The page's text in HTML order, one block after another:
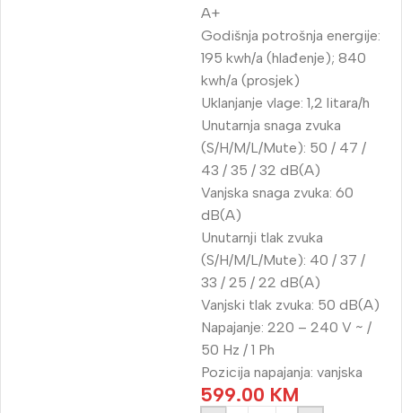
A+
Godišnja potrošnja energije:
195 kwh/a (hlađenje); 840
kwh/a (prosjek)
Uklanjanje vlage: 1,2 litara/h
Unutarnja snaga zvuka
(S/H/M/L/Mute): 50 / 47 /
43 / 35 / 32 dB(A)
Vanjska snaga zvuka: 60
dB(A)
Unutarnji tlak zvuka
(S/H/M/L/Mute): 40 / 37 /
33 / 25 / 22 dB(A)
Vanjski tlak zvuka: 50 dB(A)
Napajanje: 220 – 240 V ~ /
50 Hz / 1 Ph
Pozicija napajanja: vanjska
599.00 KM